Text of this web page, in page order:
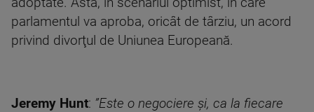
parlamentul va aproba, oricât de târziu, un acord
privind divorţul de Uniunea Europeană.
Jeremy Hunt: ”Este o negociere şi, ca la fiecare